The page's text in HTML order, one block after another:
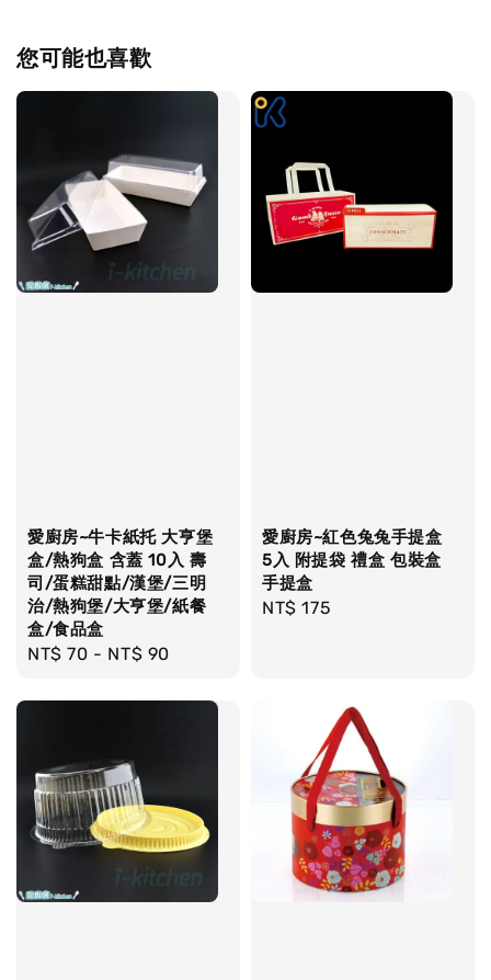
您可能也喜歡
愛廚房~牛卡紙托 大亨堡
盒/熱狗盒 含蓋 10入 壽
司/蛋糕甜點/漢堡/三明
治/熱狗堡/大亨堡/紙餐
盒/食品盒
Regular
NT$ 70 - NT$ 90
愛廚房~紅色兔兔手提盒
5入 附提袋 禮盒 包裝盒
手提盒
Regular
NT$ 175